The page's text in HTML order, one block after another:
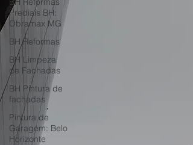
Prediais BH:
Obramax MG
BH Reformas
BH Limpeza
de Fachadas
BH Pintura de
fachadas
Pintura de
Garagem: Belo
Horizonte
REFORMAS Belo